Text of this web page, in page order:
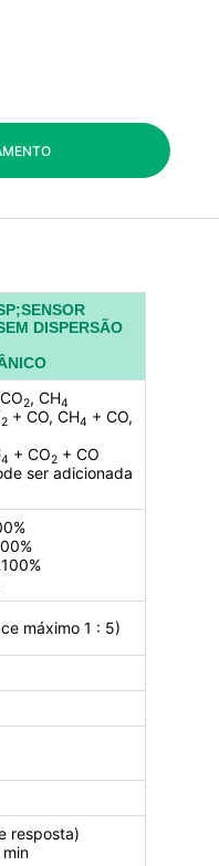
DISPERSÃO
2, CH4
2 + CO, CH4 + CO,
4 + CO2 + CO
ser adicionada
máximo 1 : 5)
resposta)